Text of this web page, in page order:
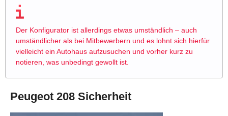
Der Konfigurator ist allerdings etwas umständlich – auch
umständlicher als bei Mitbewerbern und es lohnt sich hierfür
vielleicht ein Autohaus aufzusuchen und vorher kurz zu
notieren, was unbedingt gewollt ist.
Peugeot 208 Sicherheit